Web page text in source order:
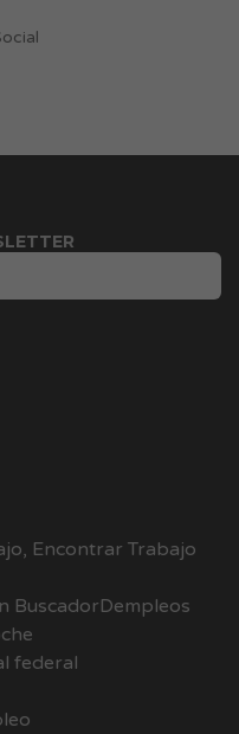
Encontrar Trabajo
BuscadorDempleos
federal